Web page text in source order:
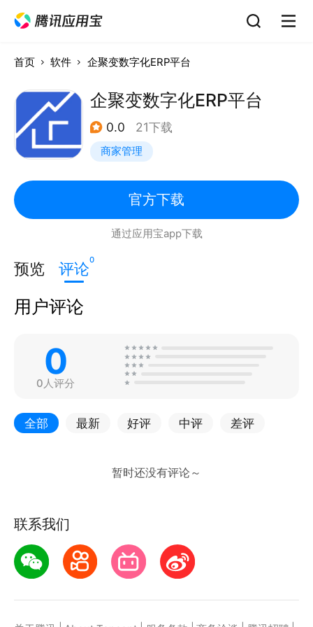
首页 软件 企聚变数字化ERP平台
企聚变数字化ERP平台
0.0 21下载
商家管理
官方下载
通过应用宝app下载
预览 评论0
用户评论
0
0人评分
全部 最新 好评 中评 差评
联系我们